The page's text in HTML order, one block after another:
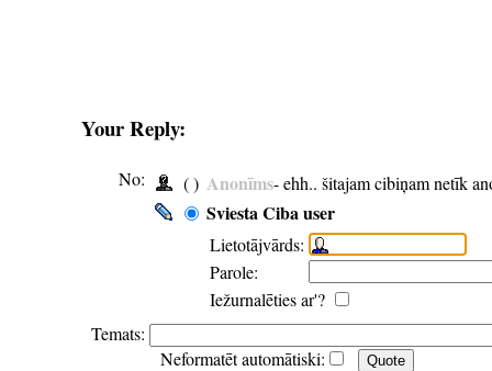
Your Reply:
No: ( ) Anonīms- ehh.. šitajam cibiņam netīk
Sviesta Ciba user
Lietotājvārds:
Parole:
Iežurnalēties ar'?
Temats:
Neformatēt automātiski: